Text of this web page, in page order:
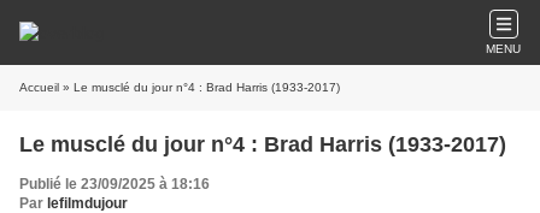
MENU
Accueil » Le musclé du jour n°4 : Brad Harris (1933-2017)
Le musclé du jour n°4 : Brad Harris (1933-2017)
Publié le 23/09/2025 à 18:16
Par lefilmdujour